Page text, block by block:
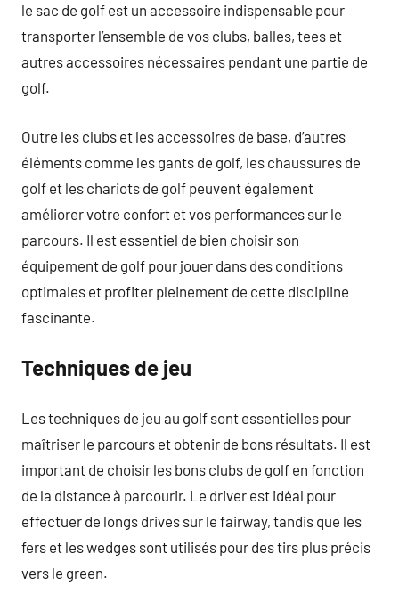
le sac de golf est un accessoire indispensable pour
transporter l’ensemble de vos clubs, balles, tees et
autres accessoires nécessaires pendant une partie de
golf.
Outre les clubs et les accessoires de base, d’autres
éléments comme les gants de golf, les chaussures de
golf et les chariots de golf peuvent également
améliorer votre confort et vos performances sur le
parcours. Il est essentiel de bien choisir son
équipement de golf pour jouer dans des conditions
optimales et profiter pleinement de cette discipline
fascinante.
Techniques de jeu
Les techniques de jeu au golf sont essentielles pour
maîtriser le parcours et obtenir de bons résultats. Il est
important de choisir les bons clubs de golf en fonction
de la distance à parcourir. Le driver est idéal pour
effectuer de longs drives sur le fairway, tandis que les
fers et les wedges sont utilisés pour des tirs plus précis
vers le green.